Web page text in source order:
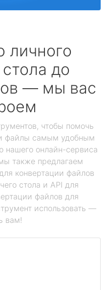
личного
до
— мы вас
чтобы помочь
файлы самым удобным
нашего онлайн-сервиса
также предлагаем
конвертации файлов
стола и API для
файлов для
использовать —
вам!